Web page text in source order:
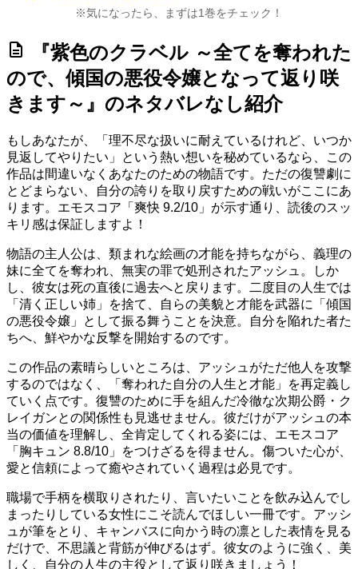
※気になったら、まずは1巻をチェック！
description
『紫色のクラベル ～全てを奪われた
ので、傾国の悪役令嬢となって返り咲
きます～』のネタバレなし紹介
もしあなたが、「理不尽な扱いに耐えているけれど、いつか
見返してやりたい」という熱い想いを秘めているなら、この
作品は間違いなくあなたのための物語です。ただの復讐劇に
とどまらない、自分の誇りを取り戻すための戦いがここにあ
ります。 エモスコア「爽快 9.2/10」 が示す通り、読後のスッ
キリ感は保証しますよ！
物語の主人公は、類まれな絵画の才能を持ちながら、義理の
妹に全てを奪われ、無実の罪で処刑されたアッシュ。しか
し、彼女は死の直後に過去へと戻ります。二度目の人生では
「清く正しい姉」を捨て、自らの美貌と才能を武器に「傾国
の悪役令嬢」として振る舞うことを決意。自分を陥れた者た
ちへ、鮮やかな反撃を開始するのです。
この作品の素晴らしいところは、アッシュがただ他人を攻撃
するのではなく、「奪われた自分の人生と才能」を再定義し
ていく点です。復讐のために手を組んだ冷徹な次期公爵・ク
レイガンとの関係性も見逃せません。彼だけがアッシュの本
当の価値を理解し、全肯定してくれる姿には、 エモスコア
「胸キュン 8.8/10」
をつけざるを得ません。傷ついた心が、
愛と信頼によって癒やされていく過程は必見です。
職場で手柄を横取りされたり、言いたいことを飲み込んでし
まったりしている女性にこそ読んでほしい一冊です。アッシ
ュが筆をとり、キャンバスに向かう時の凛とした表情を見る
だけで、不思議と背筋が伸びるはず。彼女のように強く、美
しく、自分の人生の主役として返り咲きましょう！